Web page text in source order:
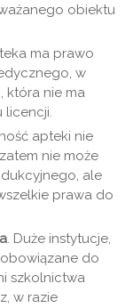
obiektu
ma prawo
w
która nie ma
licencji.
apteki nie
nie może
ale
prawa do
. Duże instytucje,
do
szkolnictwa
w razie